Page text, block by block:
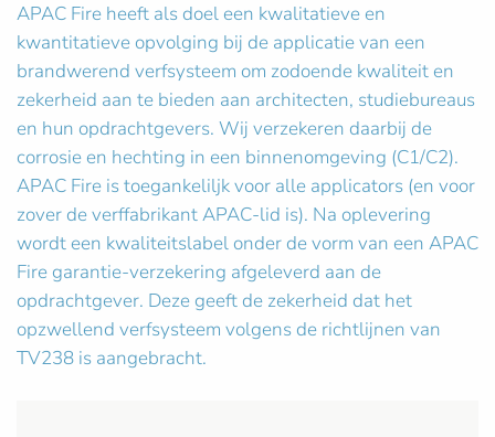
APAC Fire heeft als doel een kwalitatieve en
kwantitatieve opvolging bij de applicatie van een
brandwerend verfsysteem om zodoende kwaliteit en
zekerheid aan te bieden aan architecten, studiebureaus
en hun opdrachtgevers. Wij verzekeren daarbij de
corrosie en hechting in een binnenomgeving (C1/C2).
APAC Fire is toegankeliljk voor alle applicators (en voor
zover de verffabrikant APAC-lid is). Na oplevering
wordt een kwaliteitslabel onder de vorm van een APAC
Fire garantie-verzekering afgeleverd aan de
opdrachtgever. Deze geeft de zekerheid dat het
opzwellend verfsysteem volgens de richtlijnen van
TV238 is aangebracht.